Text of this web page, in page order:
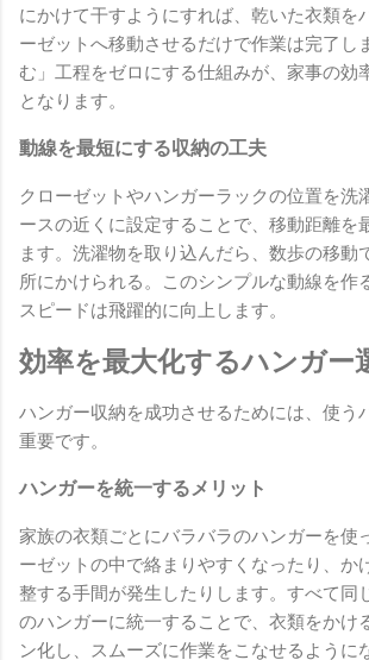
にかけて干すようにすれば、乾いた衣類を
ーゼットへ移動させるだけで作業は完了し
む」工程をゼロにする仕組みが、家事の効
となります。
動線を最短にする収納の工夫
クローゼットやハンガーラックの位置を洗
ースの近くに設定することで、移動距離を
ます。洗濯物を取り込んだら、数歩の移動
所にかけられる。このシンプルな動線を作
スピードは飛躍的に向上します。
効率を最大化するハンガー
ハンガー収納を成功させるためには、使う
重要です。
ハンガーを統一するメリット
家族の衣類ごとにバラバラのハンガーを使
ーゼットの中で絡まりやすくなったり、か
整する手間が発生したりします。すべて同
のハンガーに統一することで、衣類をかけ
ン化し、スムーズに作業をこなせるように